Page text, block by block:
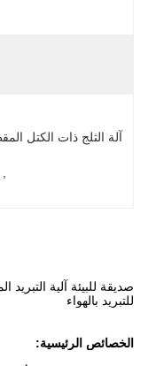
للتبريد بالهواء
الخصائص الرئيسية: